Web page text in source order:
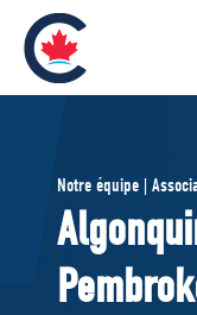
ÉQUIPE
Pierre
Vos députés
Cabinet
Notre équipe |